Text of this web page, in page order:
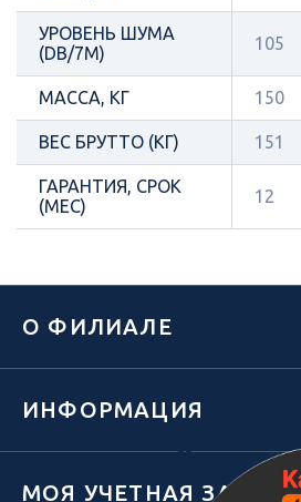
УРОВЕНЬ ШУМА
(DB/7М)
105
МАССА, КГ 150
ВЕС БРУТТО (КГ) 151
ГАРАНТИЯ, СРОК
(МЕС)
12
Х
О ФИЛИАЛЕ
ИНФОРМАЦИЯ
МОЯ УЧЕТНАЯ ЗАПИСЬ